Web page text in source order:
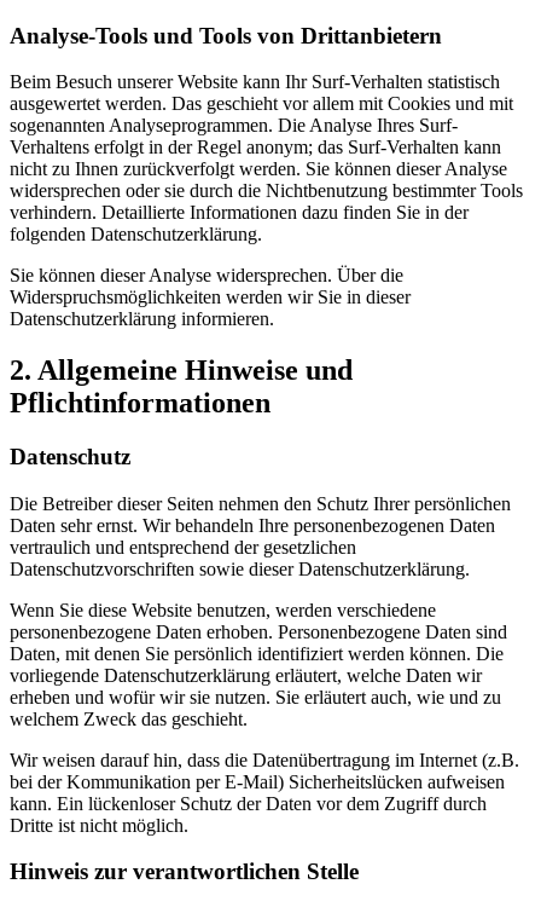
Analyse-Tools und Tools von Drittanbietern
Beim Besuch unserer Website kann Ihr Surf-Verhalten statistisch
ausgewertet werden. Das geschieht vor allem mit Cookies und mit
sogenannten Analyseprogrammen. Die Analyse Ihres Surf-
Verhaltens erfolgt in der Regel anonym; das Surf-Verhalten kann
nicht zu Ihnen zurückverfolgt werden. Sie können dieser Analyse
widersprechen oder sie durch die Nichtbenutzung bestimmter Tools
verhindern. Detaillierte Informationen dazu finden Sie in der
folgenden Datenschutzerklärung.
Sie können dieser Analyse widersprechen. Über die
Widerspruchsmöglichkeiten werden wir Sie in dieser
Datenschutzerklärung informieren.
2. Allgemeine Hinweise und
Pflichtinformationen
Datenschutz
Die Betreiber dieser Seiten nehmen den Schutz Ihrer persönlichen
Daten sehr ernst. Wir behandeln Ihre personenbezogenen Daten
vertraulich und entsprechend der gesetzlichen
Datenschutzvorschriften sowie dieser Datenschutzerklärung.
Wenn Sie diese Website benutzen, werden verschiedene
personenbezogene Daten erhoben. Personenbezogene Daten sind
Daten, mit denen Sie persönlich identifiziert werden können. Die
vorliegende Datenschutzerklärung erläutert, welche Daten wir
erheben und wofür wir sie nutzen. Sie erläutert auch, wie und zu
welchem Zweck das geschieht.
Wir weisen darauf hin, dass die Datenübertragung im Internet (z.B.
bei der Kommunikation per E-Mail) Sicherheitslücken aufweisen
kann. Ein lückenloser Schutz der Daten vor dem Zugriff durch
Dritte ist nicht möglich.
Hinweis zur verantwortlichen Stelle